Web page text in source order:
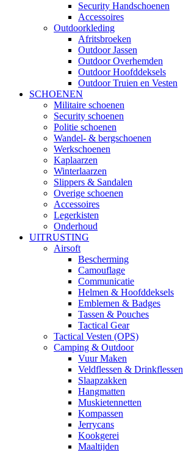
Security Handschoenen
Accessoires
Outdoorkleding
Afritsbroeken
Outdoor Jassen
Outdoor Overhemden
Outdoor Hoofddeksels
Outdoor Truien en Vesten
SCHOENEN
Militaire schoenen
Security schoenen
Politie schoenen
Wandel- & bergschoenen
Werkschoenen
Kaplaarzen
Winterlaarzen
Slippers & Sandalen
Overige schoenen
Accessoires
Legerkisten
Onderhoud
UITRUSTING
Airsoft
Bescherming
Camouflage
Communicatie
Helmen & Hoofddeksels
Emblemen & Badges
Tassen & Pouches
Tactical Gear
Tactical Vesten (OPS)
Camping & Outdoor
Vuur Maken
Veldflessen & Drinkflessen
Slaapzakken
Hangmatten
Muskietennetten
Kompassen
Jerrycans
Kookgerei
Maaltijden